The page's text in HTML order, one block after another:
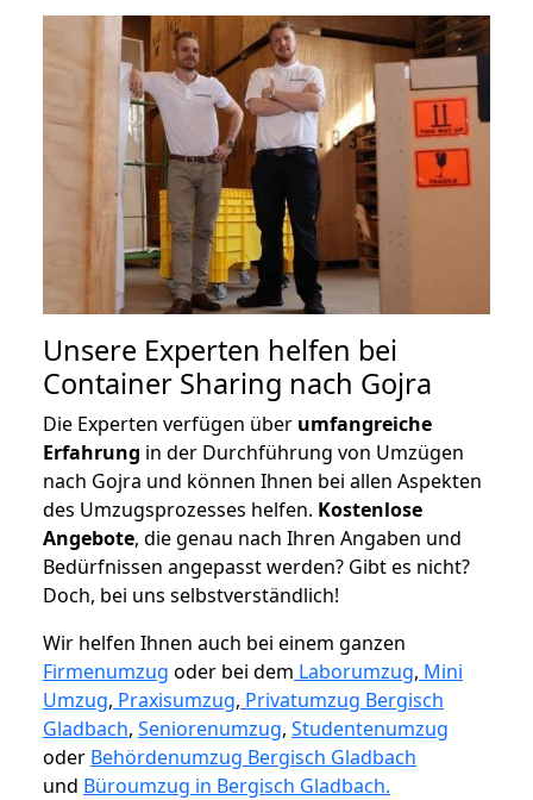
Unsere Experten helfen bei
Container Sharing nach Gojra
Die Experten verfügen über umfangreiche
Erfahrung in der Durchführung von Umzügen
nach Gojra und können Ihnen bei allen Aspekten
des Umzugsprozesses helfen. Kostenlose
Angebote, die genau nach Ihren Angaben und
Bedürfnissen angepasst werden? Gibt es nicht?
Doch, bei uns selbstverständlich!
Wir helfen Ihnen auch bei einem ganzen
Firmenumzug oder bei dem Laborumzug, Mini
Umzug, Praxisumzug, Privatumzug Bergisch
Gladbach, Seniorenumzug, Studentenumzug
oder Behördenumzug Bergisch Gladbach
und Büroumzug in Bergisch Gladbach.